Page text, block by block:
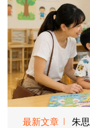
最新文章 朱